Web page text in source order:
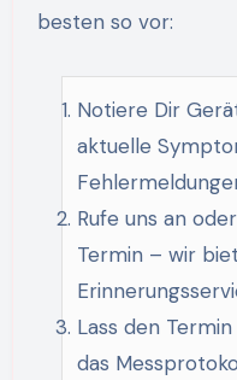
besten so vor:
Notiere Dir
aktuelle
Rufe uns an
Termin – wir
Lass den
das